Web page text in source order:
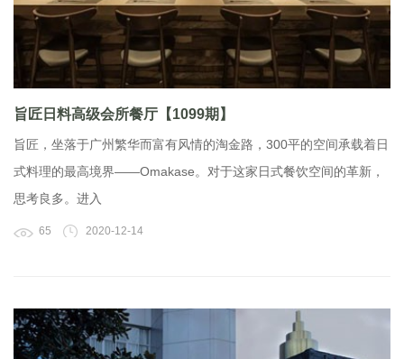
旨匠日料高级会所餐厅【1099期】
旨匠，坐落于广州繁华而富有风情的淘金路，300平的空间承载着日
式料理的最高境界——Omakase。对于这家日式餐饮空间的革新，
思考良多。进入
65 2020-12-14